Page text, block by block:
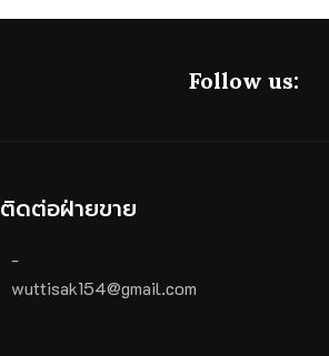
Follow us:
ติดต่อฝ่ายขาย
-
wuttisak154@gmail.com